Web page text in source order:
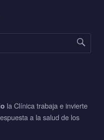
la Clínica trabaja e invierte
a la salud de los